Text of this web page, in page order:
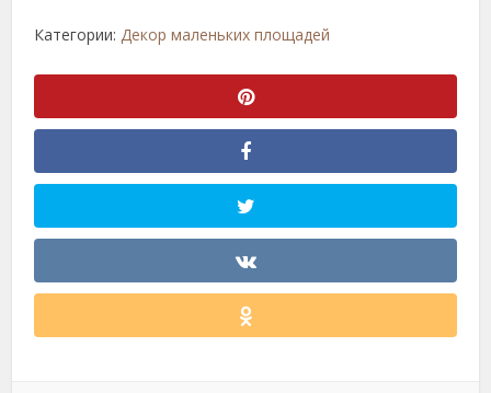
Категории:Декор маленьких площадей